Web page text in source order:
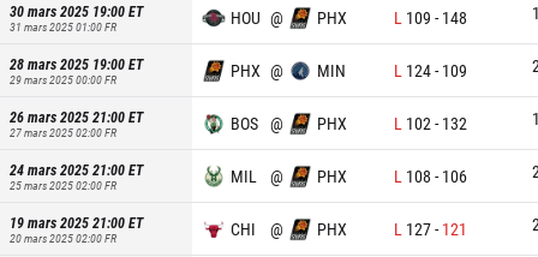
30 mars 2025 19:00ET
31 mars 2025 01:00FR HOU @ PHX L 109 - 148
28 mars 2025 19:00ET
29 mars 2025 00:00FR PHX @ MIN L 124- 109
26 mars 2025 21:00ET
27 mars 2025 02:00FR BOS @ PHX L 102 - 132
24 mars 2025 21:00ET
25 mars 2025 02:00FR MIL @ PHX L 108 - 106
19 mars 2025 21:00ET
20 mars 2025 02:00FR CHI @ PHX L 127- 121